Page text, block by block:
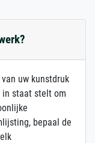
uw kunstdruk
staat stelt om
bepaal de